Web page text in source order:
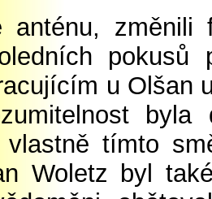
anténu,
u Olšan
vlastně tímto
Woletz byl